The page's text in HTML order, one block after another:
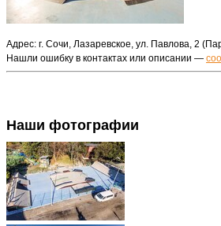
Адрес: г. Сочи, Лазаревское, ул. Павлова, 2
Нашли ошибку в контактах или описании —
Наши фотографии